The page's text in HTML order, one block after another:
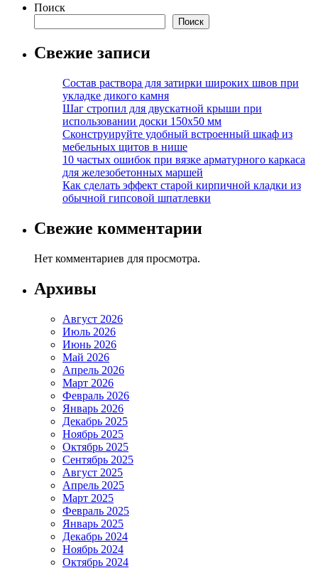
Поиск
Поиск
Свежие записи
Состав раствора для затирки широких швов при
укладке дикого камня
Шаг стропил для двускатной крыши при
использовании доски 150х50 мм
Сконструируйте удобный встроенный шкаф из
мебельных щитов в нише
10 частых ошибок при вязке арматурного каркаса
для железобетонных маршей
Как сделать эффект старой кирпичной кладки из
обычной гипсовой шпатлевки
Свежие комментарии
Нет комментариев для просмотра.
Архивы
Август 2026
Июль 2026
Июнь 2026
Май 2026
Апрель 2026
Март 2026
Февраль 2026
Январь 2026
Декабрь 2025
Ноябрь 2025
Октябрь 2025
Сентябрь 2025
Август 2025
Апрель 2025
Март 2025
Февраль 2025
Январь 2025
Декабрь 2024
Ноябрь 2024
Октябрь 2024